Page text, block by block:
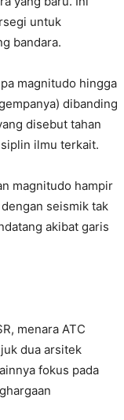
untuk
bandara.
magnitudo hingga
dibanding
disebut tahan
ilmu terkait.
magnitudo hampir
seismik tak
akibat garis
menara ATC
dua arsitek
fokus pada